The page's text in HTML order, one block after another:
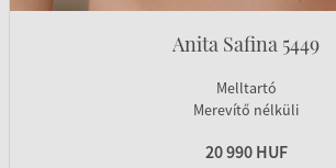
Anita Safina 5449
Melltartó
Merevítő nélküli
20 990 HUF